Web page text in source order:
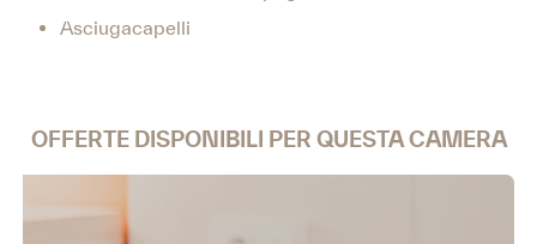
Asciugacapelli
OFFERTE DISPONIBILI PER QUESTA CAMERA